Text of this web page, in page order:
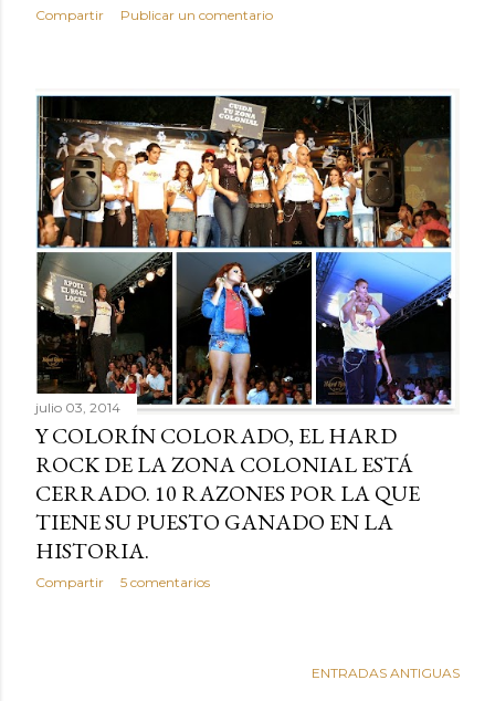
Compartir Publicar un comentario
julio 03, 2014
Y COLORÍN COLORADO, EL HARD
ROCK DE LA ZONA COLONIAL ESTÁ
CERRADO. 10 RAZONES POR LA QUE
TIENE SU PUESTO GANADO EN LA
HISTORIA.
Compartir 5 comentarios
ENTRADAS ANTIGUAS